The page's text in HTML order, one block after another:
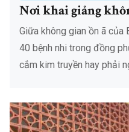
Nơi khai giảng
Giữa không gian ồn ã của
40 bệnh nhi trong đồng
cắm kim truyền hay phải